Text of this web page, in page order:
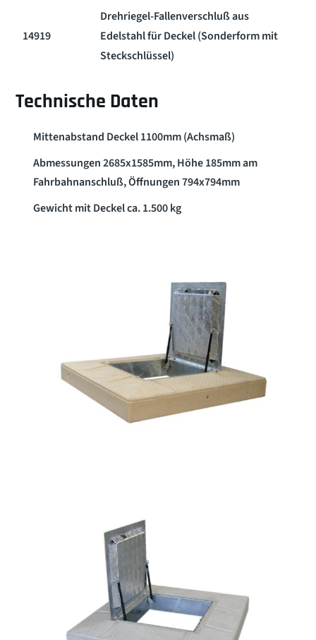
14919
Drehriegel-Fallenverschluß aus
Edelstahl für Deckel (Sonderform mit
Steckschlüssel)
Technische Daten
Mittenabstand Deckel 1100mm (Achsmaß)
Abmessungen 2685x1585mm, Höhe 185mm am
Fahrbahnanschluß, Öffnungen 794x794mm
Gewicht mit Deckel ca. 1.500 kg